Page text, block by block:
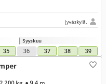
Jyväskylä,
Syyskuu
35 36 37 38 39